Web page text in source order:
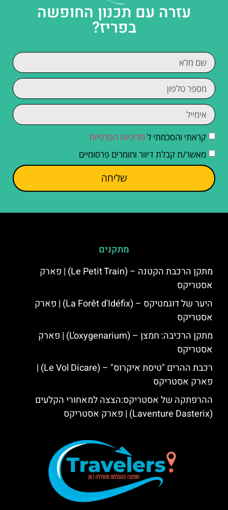
עזרה עם תכנון החופשה
בפריז?
קראתי והסכמתי ל מדיניות הפרטיות
מאשר/ת קבלת דיוור וחומרים פרסומיים
שליחה
מתקנים
מתקן הרכבת הקטנה – (Le Petit Train) | פארק
אסטריקס
היער של דוגמטיקס – (La Forêt d'Idéfix) | פארק
אסטריקס
מתקן הרכיבה: חמצן – (L'oxygenarium) | פארק
אסטריקס
רכבת ההרים "טיסת איקרוס" – (Le Vol Dicare) |
פארק אסטריקס
ההרפתקה של אסטריקס:הצצה למאחורי הקלעים
(Laventure Dasterix) | פארק אסטריקס